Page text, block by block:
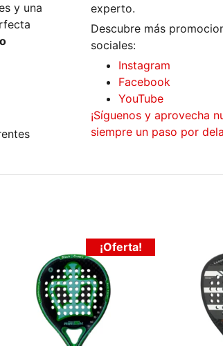
y una
experto.
Descubre más
sociales:
Instagram
Facebook
YouTube
¡Síguenos y aprovecha
siempre un paso por
¡Oferta!